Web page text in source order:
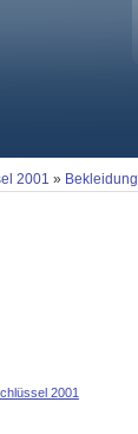
2001 » Bekleidung
2001